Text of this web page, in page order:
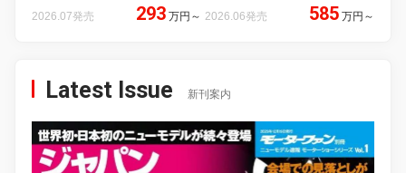
2026.07発売 293 万円 ～ 2026.06発売 585 万円 ～
Latest Issue 新刊案内